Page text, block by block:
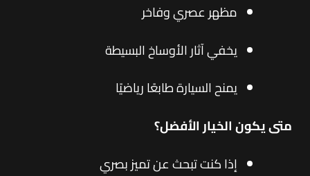
مظهر عصري وفاخر
يخفي آثار الأوساخ البسيطة
يمنح السيارة طابعًا رياضيًا
متى يكون الخيار الأفضل؟
إذا كنت تبحث عن تميز بصري